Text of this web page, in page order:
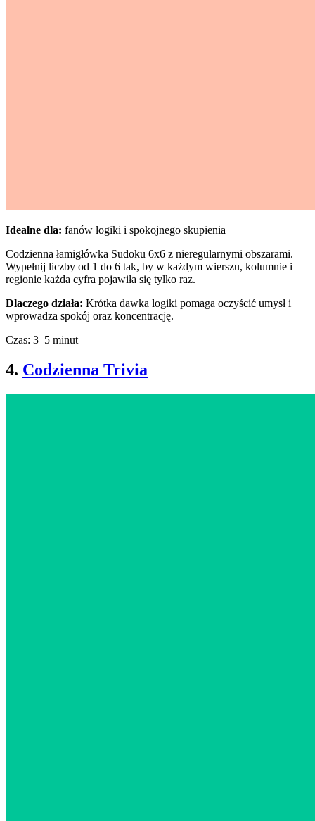
Idealne dla: fanów logiki i spokojnego skupienia
Codzienna łamigłówka Sudoku 6x6 z nieregularnymi obszarami.
Wypełnij liczby od 1 do 6 tak, by w każdym wierszu, kolumnie i
regionie każda cyfra pojawiła się tylko raz.
Dlaczego działa: Krótka dawka logiki pomaga oczyścić umysł i
wprowadza spokój oraz koncentrację.
Czas: 3–5 minut
4. Codzienna Trivia